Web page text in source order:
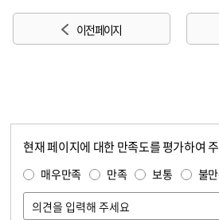
이전 페이지
현재 페이지에 대한 만족도를 평가하여
매우만족 만족 보통 불